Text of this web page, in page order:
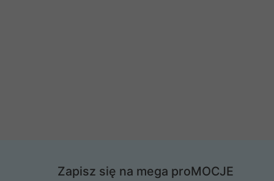
Zapisz się na mega proMOCJE